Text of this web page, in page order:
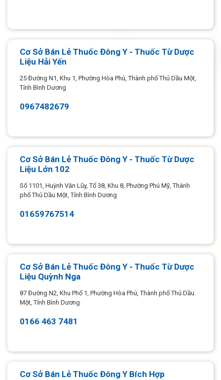
Cơ Sở Bán Lẻ Thuốc Đông Y - Thuốc Từ Dược
Liệu Hải Yến
25 Đường N1, Khu 1, Phường Hòa Phú, Thành phố Thủ Dầu Một,
Tỉnh Bình Dương
0967482679
Cơ Sở Bán Lẻ Thuốc Đông Y - Thuốc Từ Dược
Liệu Lớn 102
Số 1101, Huỳnh Văn Lũy, Tổ 38, Khu 8, Phường Phú Mỹ, Thành
phố Thủ Dầu Một, Tỉnh Bình Dương
01659767514
Cơ Sở Bán Lẻ Thuốc Đông Y - Thuốc Từ Dược
Liệu Quỳnh Nga
87 Đường N2, Khu Phố 1, Phường Hòa Phú, Thành phố Thủ Dầu
Một, Tỉnh Bình Dương
0166 463 7481
Cơ Sở Bán Lẻ Thuốc Đông Y Bích Hợp